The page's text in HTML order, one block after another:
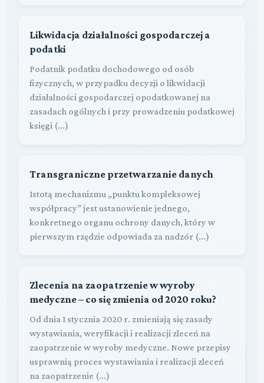
Likwidacja działalności gospodarczej a
podatki
Podatnik podatku dochodowego od osób
fizycznych, w przypadku decyzji o likwidacji
działalności gospodarczej opodatkowanej na
zasadach ogólnych i przy prowadzeniu podatkowej
księgi (...)
Transgraniczne przetwarzanie danych
Istotą mechanizmu „punktu kompleksowej
współpracy” jest ustanowienie jednego,
konkretnego organu ochrony danych, który w
pierwszym rzędzie odpowiada za nadzór (...)
Zlecenia na zaopatrzenie w wyroby
medyczne – co się zmienia od 2020 roku?
Od dnia 1 stycznia 2020 r. zmieniają się zasady
wystawiania, weryfikacji i realizacji zleceń na
zaopatrzenie w wyroby medyczne. Nowe przepisy
usprawnią proces wystawiania i realizacji zleceń
na zaopatrzenie (...)